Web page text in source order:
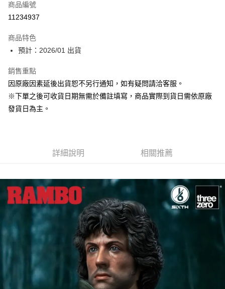
Apple Pay
相關說明
【大哥付你分期使用說明】
2.付款方式選擇「大哥付你分期」，訂單成立後會自動跳轉到大哥付的交易
流程，驗證手機門號後，選擇欲分期的期數、繳款截止日，確認付款後即完
成交易。
3.實際核准額度、可分期數及費用金額請依後續交易確認頁面所載為準。
4.訂單成立30分鐘內，如未前往確認交易或遇審核未通過，訂單將自動取
【注意事項】
1.本服務係由「台灣大哥大股份有限公司」（以下簡稱本公司）所提供，讓
用戶於交易時，得透過本服務購買商品或服務，並由商店將買賣／分期付款
買賣價金債權讓與本公司後，依約使用本公司帳單繳交帳款。
2.基於同意付款使用「大哥付你分期」之契約關係目的，商店將以您的個人
資料（包含姓名、電話或地址）提供予台灣大哥大進項蒐集、處理及利用，
由本公司與您本人進行分期帳單所需資料之確認、核對及更正。
3.完整用戶服務條款，請詳閱以下連結：https://oppay.tw/userRule
運送方式
預購-宅配(舊)
每筆NT$160，滿NT$3,000(含以上)免運費
免運費
商品編號
11234937
商品特色
預計：2026/01 出貨
銷售重點
因原廠因素延後出貨恕不另行通知，如有疑問請洽客服。
※下單之後可收貨日期無需於備註填寫，商品實際到貨日需依原廠
發貨日為主。
詳細說明 相關推薦